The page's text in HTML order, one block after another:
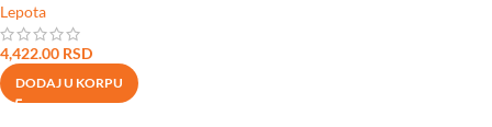
Lepota
4,422.00 RSD
DODAJ U KORPU